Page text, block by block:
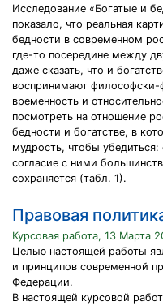
Исследование «Богатые и
показало, что реальная
бедности в современном
где-то посередине между
даже сказать, что и
воспринимают философски-
временность и
посмотреть на отношение
бедности и богатстве, в
мудрость, чтобы
согласие с ними
сохраняется (табл. 1).
Правовая
Курсовая работа, 13 Марта
Целью настоящей работы
и принципов современной
Федерации.
В настоящей курсовой